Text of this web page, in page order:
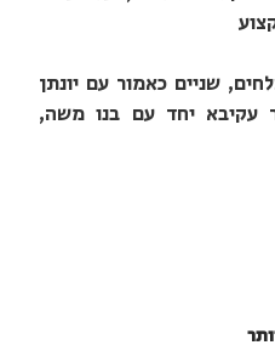
שניים כאמור עם יונתן
יחד עם בנו משה,